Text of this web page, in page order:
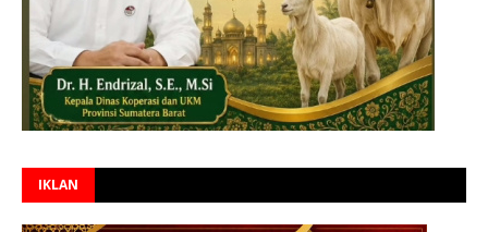
IKLAN